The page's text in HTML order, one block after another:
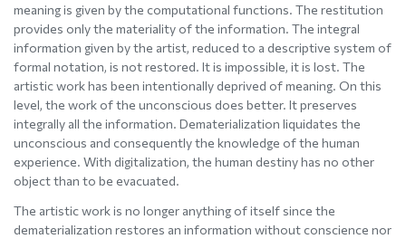
meaning is given by the computational functions. The restitution
provides only the materiality of the information. The integral
information given by the artist, reduced to a descriptive system of
formal notation, is not restored. It is impossible, it is lost. The
artistic work has been intentionally deprived of meaning. On this
level, the work of the unconscious does better. It preserves
integrally all the information. Dematerialization liquidates the
unconscious and consequently the knowledge of the human
experience. With digitalization, the human destiny has no other
object than to be evacuated.
The artistic work is no longer anything of itself since the
dematerialization restores an information without conscience nor